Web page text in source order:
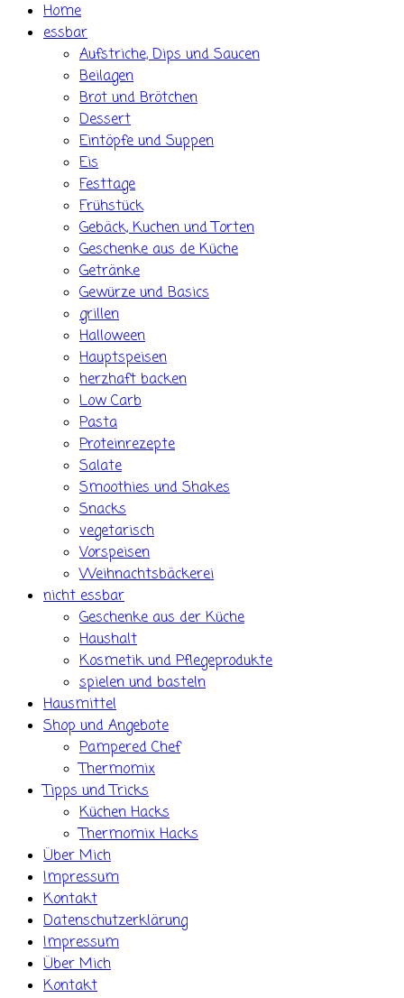
Home
essbar
Aufstriche, Dips und Saucen
Beilagen
Brot und Brötchen
Dessert
Eintöpfe und Suppen
Eis
Festtage
Frühstück
Gebäck, Kuchen und Torten
Geschenke aus de Küche
Getränke
Gewürze und Basics
grillen
Halloween
Hauptspeisen
herzhaft backen
Low Carb
Pasta
Proteinrezepte
Salate
Smoothies und Shakes
Snacks
vegetarisch
Vorspeisen
Weihnachtsbäckerei
nicht essbar
Geschenke aus der Küche
Haushalt
Kosmetik und Pflegeprodukte
spielen und basteln
Hausmittel
Shop und Angebote
Pampered Chef
Thermomix
Tipps und Tricks
Küchen Hacks
Thermomix Hacks
Über Mich
Impressum
Kontakt
Datenschutzerklärung
Impressum
Über Mich
Kontakt